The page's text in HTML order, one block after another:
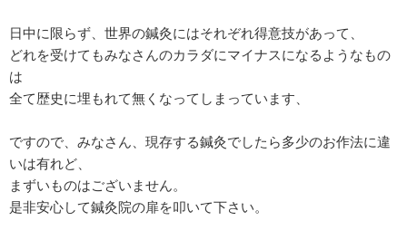
日中に限らず、世界の鍼灸にはそれぞれ得意技があって、
どれを受けてもみなさんのカラダにマイナスになるようなもの
は
全て歴史に埋もれて無くなってしまっています、
ですので、みなさん、現存する鍼灸でしたら多少のお作法に違
いは有れど、
まずいものはございません。
是非安心して鍼灸院の扉を叩いて下さい。